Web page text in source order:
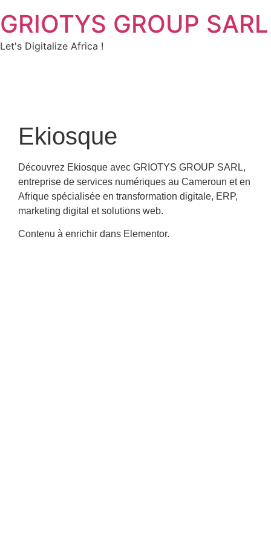
GRIOTYS GROUP SARL
Let's Digitalize Africa !
Ekiosque
Découvrez Ekiosque avec GRIOTYS GROUP SARL,
entreprise de services numériques au Cameroun et en
Afrique spécialisée en transformation digitale, ERP,
marketing digital et solutions web.
Contenu à enrichir dans Elementor.